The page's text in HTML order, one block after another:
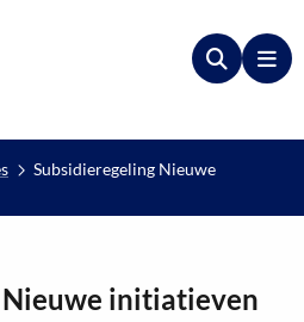
Zoeken
Subsidieregeling Nieuwe
initiatieven